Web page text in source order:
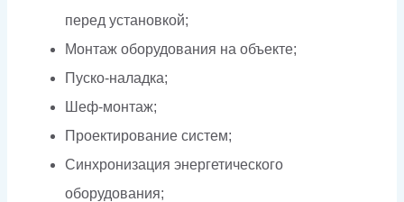
перед установкой;
Монтаж оборудования на объекте;
Пуско-наладка;
Шеф-монтаж;
Проектирование систем;
Синхронизация энергетического
оборудования;